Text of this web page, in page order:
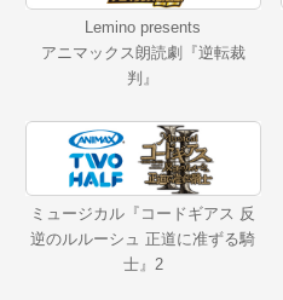
Lemino presents
アニマックス朗読劇『逆転裁
判』
ミュージカル『コードギアス 反
逆のルルーシュ 正道に准ずる騎
士』2